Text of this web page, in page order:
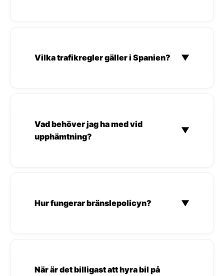
Vilka trafikregler gäller i Spanien? ▼
Vad behöver jag ha med vid
upphämtning?
▼
Hur fungerar bränslepolicyn? ▼
När är det billigast att hyra bil på